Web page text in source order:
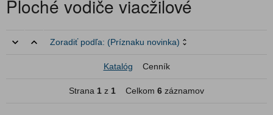
Ploché vodiče viacžilové
Zoradiť podľa: (Príznaku novinka)
Katalóg Cenník
Strana 1 z 1 Celkom 6 záznamov